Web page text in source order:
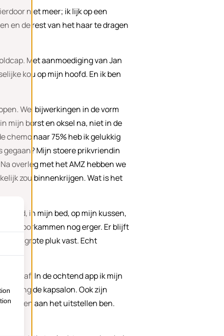
niet meer; ik lijk op een
en de rest van het haar te dragen
Met aanmoediging van Jan
kou op mijn hoofd. En ik ben
Wel bijwerkingen in de vorm
mijn borst en oksel na, niet in de
chemo naar 75% heb ik gelukkig
gegaan? Mijn stoere prikvriendin
overleg met het AMZ hebben we
zou binnenkrijgen. Wat is het
grond, in mijn bed, op mijn kussen,
doorkammen nog erger. Er blijft
een grote pluk vast. Echt
eraf. In de ochtend app ik mijn
de kapsalon. Ook zijn
aan het uitstellen ben.